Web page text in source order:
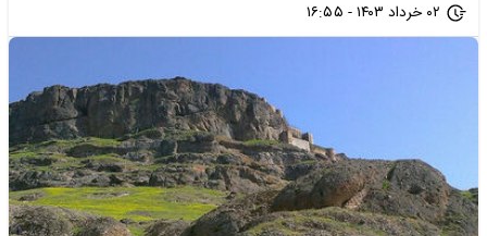
۰۲ خرداد ۱۴۰۳ - ۱۶:۵۵